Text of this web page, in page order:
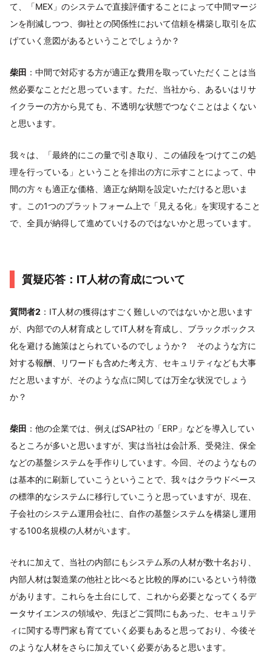
て、「MEX」のシステムで直接評価することによって中間マージ
ンを削減しつつ、御社との関係性において信頼を構築し取引を広
げていく意図があるということでしょうか？
柴田 ：中間で対応する方が適正な費用を取っていただくことは当
然必要なことだと思っています。ただ、当社から、あるいはリサ
イクラーの方から見ても、不透明な状態でつなぐことはよくない
と思います。
我々は、「最終的にこの量で引き取り、この値段をつけてこの処
理を行っている」ということを排出の方に示すことによって、中
間の方々も適正な価格、適正な納期を設定いただけると思いま
す。この1つのプラットフォーム上で「見える化」を実現すること
で、全員が納得して進めていけるのではないかと思っています。
質疑応答：IT人材の育成について
質問者2 ：IT人材の獲得はすごく難しいのではないかと思います
が、内部での人材育成としてIT人材を育成し、ブラックボックス
化を避ける施策はとられているのでしょうか？ そのような方に
対する報酬、リワードも含めた考え方、セキュリティなども大事
だと思いますが、そのような点に関しては万全な状況でしょう
か？
柴田 ：他の企業では、例えばSAP社の「ERP」などを導入してい
るところが多いと思いますが、実は当社は会計系、受発注、保全
などの基盤システムを手作りしています。今回、そのようなもの
は基本的に刷新していこうということで、我々はクラウドベース
の標準的なシステムに移行していこうと思っていますが、現在、
子会社のシステム運用会社に、自作の基盤システムを構築し運用
する100名規模の人材がいます。
それに加えて、当社の内部にもシステム系の人材が数十名おり、
内部人材は製造業の他社と比べると比較的厚めにいるという特徴
があります。これらを土台にして、これから必要となってくるデ
ータサイエンスの領域や、先ほどご質問にもあった、セキュリテ
ィに関する専門家も育てていく必要もあると思っており、今後そ
のような人材をさらに加えていく必要があると思います。